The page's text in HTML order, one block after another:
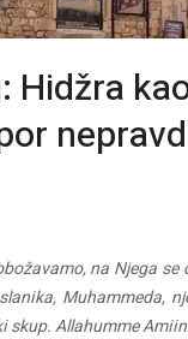
,na Njega se
, Muhammeda,
skup.Allahumme